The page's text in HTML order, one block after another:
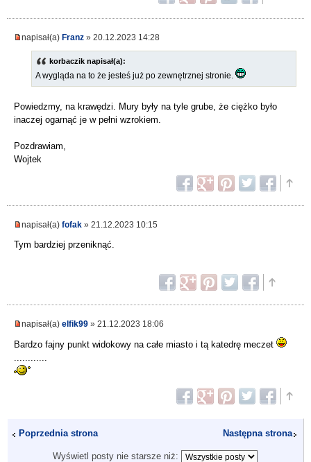
napisał(a) Franz » 20.12.2023 14:28
korbaczik napisał(a):
A wygląda na to że jesteś już po zewnętrznej stronie.
Powiedzmy, na krawędzi. Mury były na tyle grube, że ciężko było
inaczej ogarnąć je w pełni wzrokiem.
Pozdrawiam,
Wojtek
napisał(a) fofak » 21.12.2023 10:15
Tym bardziej przeniknąć.
napisał(a) elfik99 » 21.12.2023 18:06
Bardzo fajny punkt widokowy na całe miasto i tą katedrę meczet
Poprzednia strona Następna strona
Wyświetl posty nie starsze niż: